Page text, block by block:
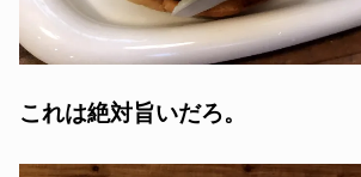
これは絶対旨いだろ。